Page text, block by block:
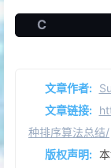
C
文章作者:
文章链接:
种排序算法总结/
版权声明: